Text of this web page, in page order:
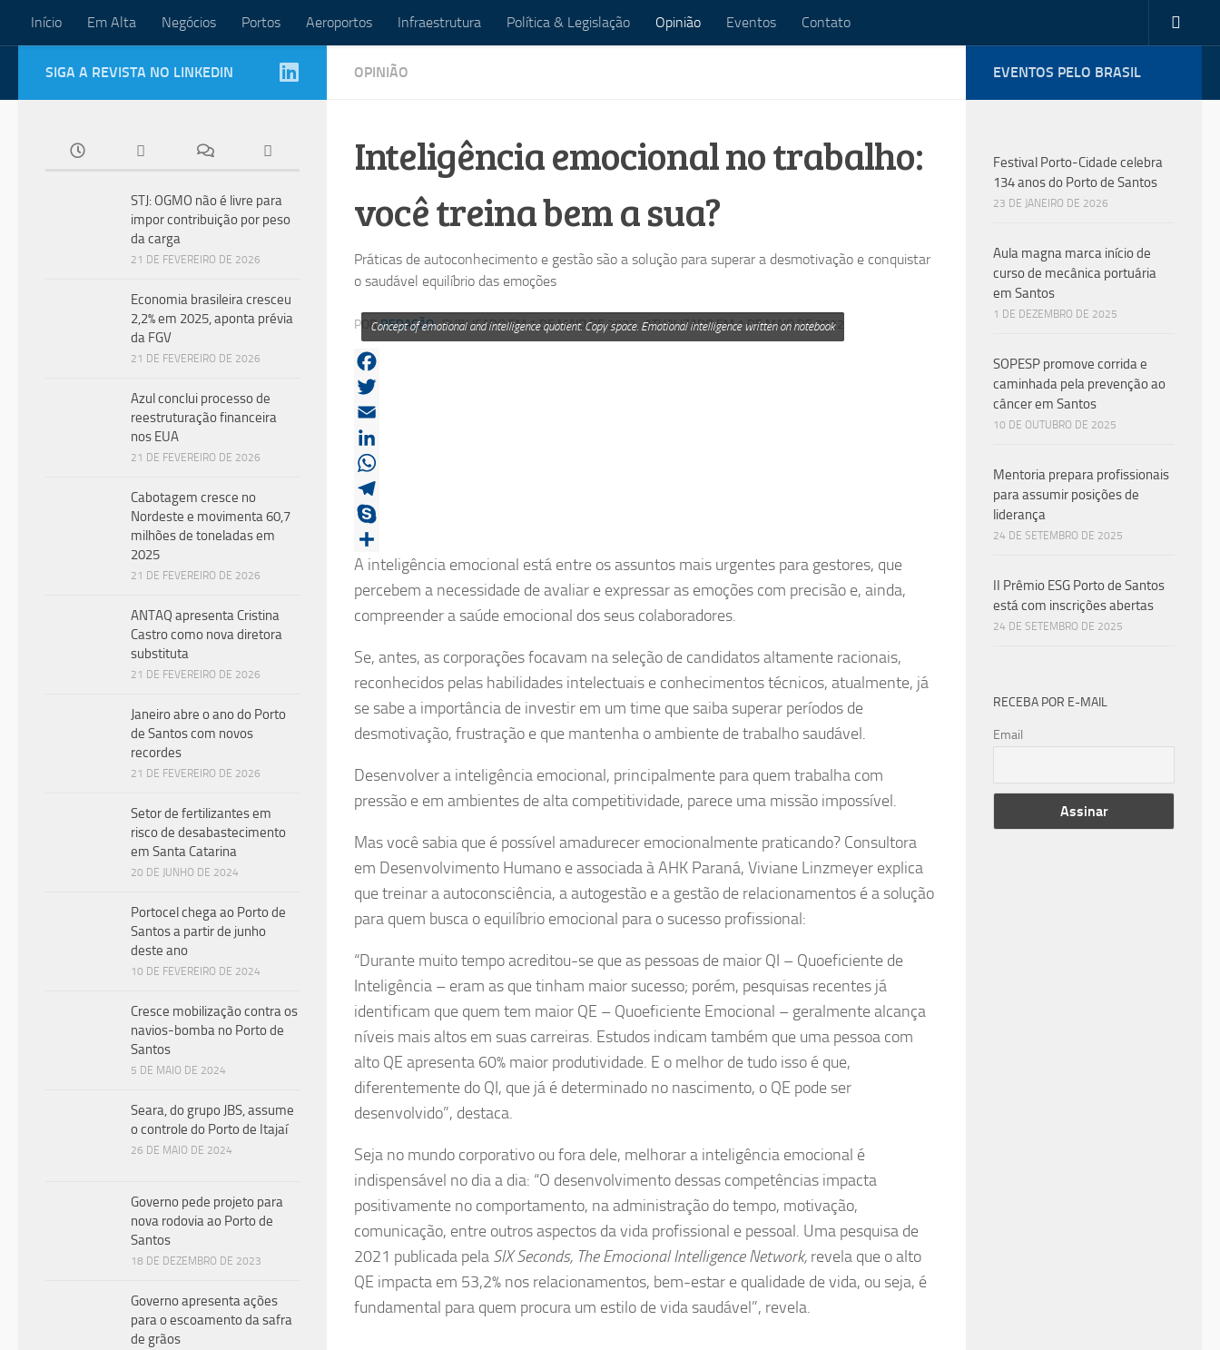
Skip to content
Início Em Alta Negócios Portos Aeroportos Infraestrutura Política & Legislação Opinião Eventos Contato
OPINIÃO
Inteligência emocional no trabalho:
você treina bem a sua?
Práticas de autoconhecimento e gestão são a solução para superar a desmotivação e conquistar
o saudável equilíbrio das emoções
PORREDAÇÃO· PUBLICADO EM1 DE MAIO DE 2022· ATUALIZADO EM1 DE MAIO DE 2022
Concept of emotional and intelligence quotient. Copy space. Emotional intelligence written on notebook
Facebook
Twitter
Email
LinkedIn
WhatsApp
Telegram
Skype
Share
A inteligência emocional está entre os assuntos mais urgentes para gestores, que
percebem a necessidade de avaliar e expressar as emoções com precisão e, ainda,
compreender a saúde emocional dos seus colaboradores.
Se, antes, as corporações focavam na seleção de candidatos altamente racionais,
reconhecidos pelas habilidades intelectuais e conhecimentos técnicos, atualmente, já
se sabe a importância de investir em um time que saiba superar períodos de
desmotivação, frustração e que mantenha o ambiente de trabalho saudável.
Desenvolver a inteligência emocional, principalmente para quem trabalha com
pressão e em ambientes de alta competitividade, parece uma missão impossível.
Mas você sabia que é possível amadurecer emocionalmente praticando? Consultora
em Desenvolvimento Humano e associada à AHK Paraná, Viviane Linzmeyer explica
que treinar a autoconsciência, a autogestão e a gestão de relacionamentos é a solução
para quem busca o equilíbrio emocional para o sucesso profissional:
“Durante muito tempo acreditou-se que as pessoas de maior QI – Quoeficiente de
Inteligência – eram as que tinham maior sucesso; porém, pesquisas recentes já
identificam que quem tem maior QE – Quoeficiente Emocional – geralmente alcança
níveis mais altos em suas carreiras. Estudos indicam também que uma pessoa com
alto QE apresenta 60% maior produtividade. E o melhor de tudo isso é que,
diferentemente do QI, que já é determinado no nascimento, o QE pode ser
desenvolvido”, destaca.
Seja no mundo corporativo ou fora dele, melhorar a inteligência emocional é
indispensável no dia a dia: “O desenvolvimento dessas competências impacta
positivamente no comportamento, na administração do tempo, motivação,
comunicação, entre outros aspectos da vida profissional e pessoal. Uma pesquisa de
2021 publicada pela SIX Seconds, The Emocional Intelligence Network, revela que o alto
QE impacta em 53,2% nos relacionamentos, bem-estar e qualidade de vida, ou seja, é
fundamental para quem procura um estilo de vida saudável”, revela.
SIGA A REVISTA NO LINKEDIN
STJ: OGMO não é livre para
impor contribuição por peso
da carga
21 DE FEVEREIRO DE 2026
Economia brasileira cresceu
2,2% em 2025, aponta prévia
da FGV
21 DE FEVEREIRO DE 2026
Azul conclui processo de
reestruturação financeira
nos EUA
21 DE FEVEREIRO DE 2026
Cabotagem cresce no
Nordeste e movimenta 60,7
milhões de toneladas em
2025
21 DE FEVEREIRO DE 2026
ANTAQ apresenta Cristina
Castro como nova diretora
substituta
21 DE FEVEREIRO DE 2026
Janeiro abre o ano do Porto
de Santos com novos
recordes
21 DE FEVEREIRO DE 2026
Setor de fertilizantes em
risco de desabastecimento
em Santa Catarina
20 DE JUNHO DE 2024
Portocel chega ao Porto de
Santos a partir de junho
deste ano
10 DE FEVEREIRO DE 2024
Cresce mobilização contra os
navios-bomba no Porto de
Santos
5 DE MAIO DE 2024
Seara, do grupo JBS, assume
o controle do Porto de Itajaí
26 DE MAIO DE 2024
Governo pede projeto para
nova rodovia ao Porto de
Santos
18 DE DEZEMBRO DE 2023
Governo apresenta ações
para o escoamento da safra
de grãos
EVENTOS PELO BRASIL
Festival Porto-Cidade celebra
134 anos do Porto de Santos
23 DE JANEIRO DE 2026
Aula magna marca início de
curso de mecânica portuária
em Santos
1 DE DEZEMBRO DE 2025
SOPESP promove corrida e
caminhada pela prevenção ao
câncer em Santos
10 DE OUTUBRO DE 2025
Mentoria prepara profissionais
para assumir posições de
liderança
24 DE SETEMBRO DE 2025
II Prêmio ESG Porto de Santos
está com inscrições abertas
24 DE SETEMBRO DE 2025
RECEBA POR E-MAIL
Email